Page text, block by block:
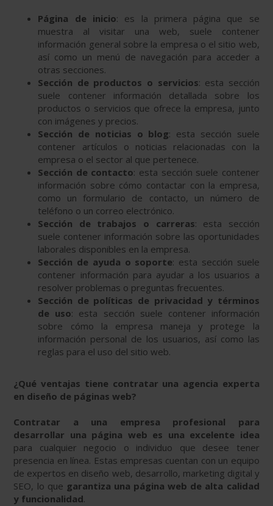
Página de inicio: es la primera página que se
muestra al visitar una web, suele contener
información general sobre la empresa o el sitio web,
así como un menú de navegación para acceder a
otras secciones.
Sección de productos o servicios: esta sección
suele contener información detallada sobre los
productos o servicios que ofrece la empresa, junto
con imágenes y precios.
Sección de noticias o blog: esta sección suele
contener artículos o noticias relacionadas con la
empresa o el sector al que pertenece.
Sección de contacto: esta sección suele contener
información sobre cómo contactar con la empresa,
como un formulario de contacto, un número de
teléfono o un correo electrónico.
Sección de trabajos o carreras: esta sección
suele contener información sobre las oportunidades
laborales disponibles en la empresa.
Sección de ayuda o soporte: esta sección suele
contener información para ayudar a los usuarios a
resolver problemas o preguntas frecuentes.
Sección de políticas de privacidad y términos
de uso: esta sección suele contener información
sobre cómo la empresa maneja y protege la
información personal de los usuarios, así como las
reglas para el uso del sitio web.
¿Qué ventajas tiene contratar una agencia experta
en diseño de páginas web?
Contratar a una empresa profesional para
desarrollar una página web es una excelente idea
para cualquier negocio o individuo que desee tener
presencia en línea. Estas empresas cuentan con un equipo
de expertos en diseño web, desarrollo, marketing digital y
SEO, lo que garantiza una página web de alta calidad
y funcionalidad.